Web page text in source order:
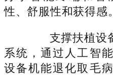
性、舒服性和获得感。
支撑扶植设备
系统，通过人工智
设备机能退化取毛